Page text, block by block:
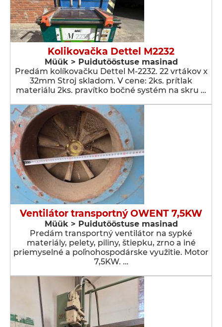
Kolikovačka Dettel M2232
Müük > Puidutööstuse masinad
Predám kolíkovačku Dettel M-2232. 22 vrtákov x
32mm Stroj skladom. V cene: 2ks. prítlak
materiálu 2ks. pravítko bočné systém na skru …
Ventilátor transportný OWENT 7,5KW
Müük > Puidutööstuse masinad
Predám transportný ventilátor na sypké
materiály, pelety, piliny, štiepku, zrno a iné
priemyselné a poľnohospodárske využitie. Motor
7,5KW. …